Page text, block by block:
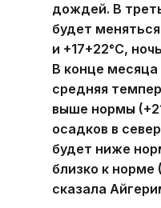
дождей. В
будет
и +17+22°С,
В конце
средняя
выше нормы
осадков в
будет ниже
близко к
сказала